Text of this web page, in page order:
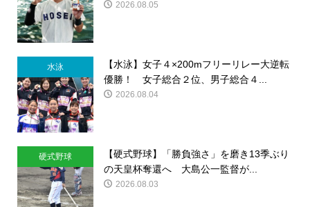
2026.08.05
水泳
【水泳】女子４×200mフリーリレー大逆転
優勝！ 女子総合２位、男子総合４...
2026.08.04
硬式野球
【硬式野球】「勝負強さ」を磨き13季ぶり
の天皇杯奪還へ 大島公一監督が...
2026.08.03